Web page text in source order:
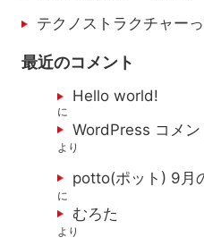
テクノストラクチャー
最近のコメント
Hello world!
に
WordPress コメン
より
potto(ポット) 9月
に
むろた
より